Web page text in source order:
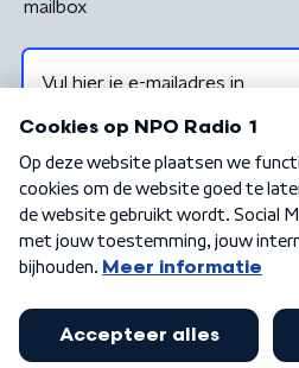
mailbox
Algemene voorwaarden